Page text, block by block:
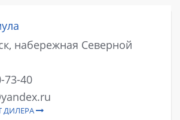
набережная Северной
73-40
ДИЛЕРА